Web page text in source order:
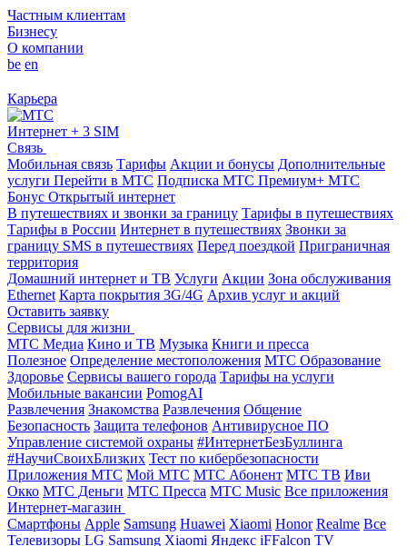
Частным клиентам
Бизнесу
О компании
be en
Карьера
Интернет + 3 SIM
Связь
Мобильная связь Тарифы Акции и бонусы Дополнительные
услуги Перейти в МТС Подписка МТС Премиум+ МТС
Бонус Открытый интернет
В путешествиях и звонки за границу Тарифы в путешествиях
Тарифы в России Интернет в путешествиях Звонки за
границу SMS в путешествиях Перед поездкой Приграничная
территория
Домашний интернет и ТВ Услуги Акции Зона обслуживания
Ethernet Карта покрытия 3G/4G Архив услуг и акций
Оставить заявку
Сервисы для жизни
МТС Медиа Кино и ТВ Музыка Книги и пресса
Полезное Определение местоположения МТС Образование
Здоровье Сервисы вашего города Тарифы на услуги
Мобильные вакансии PomogAI
Развлечения Знакомства Развлечения Общение
Безопасность Защита телефонов Антивирусное ПО
Управление системой охраны #ИнтернетБезБуллинга
#НаучиСвоихБлизких Тест по кибербезопасности
Приложения МТС Мой МТС МТС Абонент МТС ТВ Иви
Окко МТС Деньги МТС Пресса МТС Music Все приложения
Интернет-магазин
Смартфоны Apple Samsung Huawei Xiaomi Honor Realme Все
Телевизоры LG Samsung Xiaomi Яндекс iFFalcon TV